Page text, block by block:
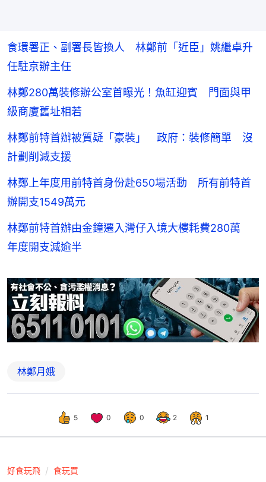
食環署正、副署長皆換人 林鄭前「近臣」姚繼卓升
任駐京辦主任
林鄭280萬裝修辦公室首曝光！魚缸迎賓 門面與甲
級商廈舊址相若
林鄭前特首辦被質疑「豪裝」 政府：裝修簡單 沒
計劃削減支援
林鄭上年度用前特首身份赴650場活動 所有前特首
辦開支1549萬元
林鄭前特首辦由金鐘遷入灣仔入境大樓耗費280萬
年度開支減逾半
林鄭月娥
5 0 0 2 1
好食玩飛 食玩買